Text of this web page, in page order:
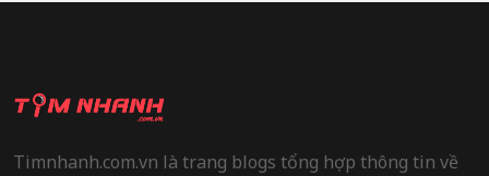
Timnhanh.com.vn là trang blogs tổng hợp thông tin về